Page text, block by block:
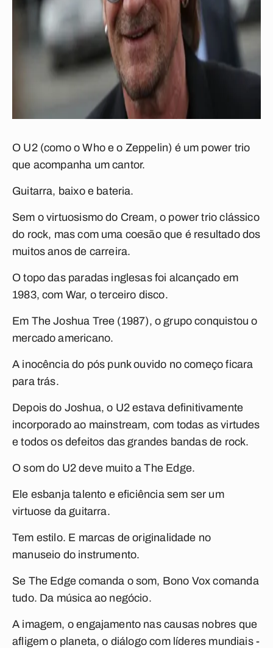
O U2 (como o Who e o Zeppelin) é um power trio
que acompanha um cantor.
Guitarra, baixo e bateria.
Sem o virtuosismo do Cream, o power trio clássico
do rock, mas com uma coesão que é resultado dos
muitos anos de carreira.
O topo das paradas inglesas foi alcançado em
1983, com War, o terceiro disco.
Em The Joshua Tree (1987), o grupo conquistou o
mercado americano.
A inocência do pós punk ouvido no começo ficara
para trás.
Depois do Joshua, o U2 estava definitivamente
incorporado ao mainstream, com todas as virtudes
e todos os defeitos das grandes bandas de rock.
O som do U2 deve muito a The Edge.
Ele esbanja talento e eficiência sem ser um
virtuose da guitarra.
Tem estilo. E marcas de originalidade no
manuseio do instrumento.
Se The Edge comanda o som, Bono Vox comanda
tudo. Da música ao negócio.
A imagem, o engajamento nas causas nobres que
afligem o planeta, o diálogo com líderes mundiais -